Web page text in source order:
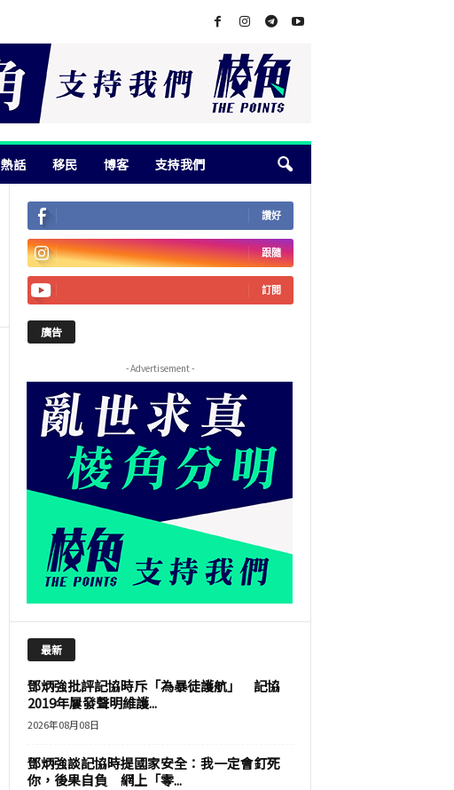
熱話 移民 博客 支持我們
讚好
跟隨
訂閱
廣告
- Advertisement -
最新
鄧炳強批評記協時斥「為暴徒護航」 記協
2019年屢發聲明維護...
2026年08月08日
鄧炳強談記協時提國家安全：我一定會釘死
你，後果自負 網上「零...